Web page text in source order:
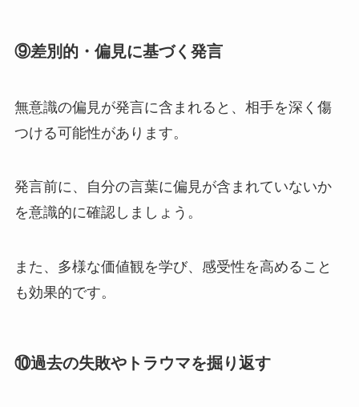
⑨差別的・偏見に基づく発言
無意識の偏見が発言に含まれると、相手を深く傷
つける可能性があります。
発言前に、自分の言葉に偏見が含まれていないか
を意識的に確認しましょう。
また、多様な価値観を学び、感受性を高めること
も効果的です。
⑩過去の失敗やトラウマを掘り返す